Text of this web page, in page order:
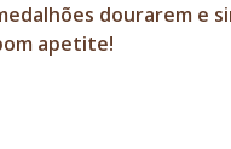
dourarem e
apetite!